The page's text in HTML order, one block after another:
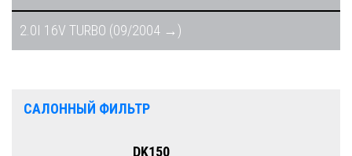
2.0I 16V TURBO (09/2004 →)
САЛОННЫЙ ФИЛЬТР
DK150